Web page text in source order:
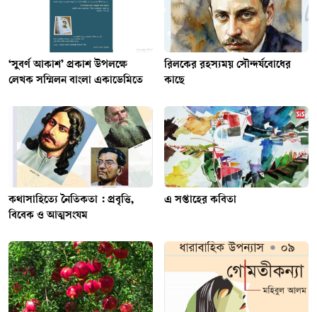
‘সুবর্ণ আকাশ’ প্রকাশ উপলক্ষে
লেখক সম্মিলন বাংলা একাডেমিতে
রিলকের রহস্যময় সৌন্দর্যবোধের
কাছে
কথাসাহিত্যে নৈতিকতা : প্রবৃত্তি,
বিবেক ও আত্মসংযম
এ সপ্তাহের কবিতা